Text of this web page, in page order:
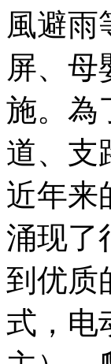
風避雨
屏、母
施。為
道、支
近年来
涌现了
到优质
式，电